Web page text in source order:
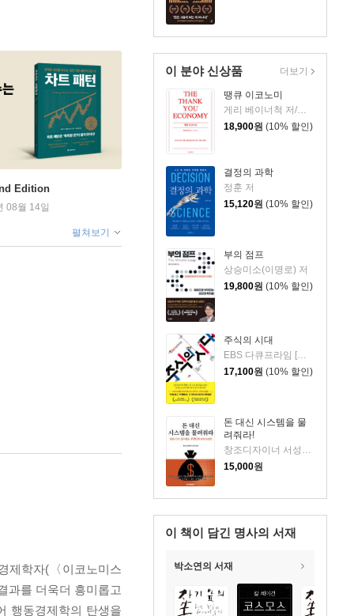
이 분야 신상품
땡큐 이코노미
18,900원 (10% 할인)
결정의 과학
정훈 저
15,120원 (10% 할인)
부의 점프
상승미소(이명로) 저
19,800원 (10% 할인)
주식의 시대
EBS 다큐프라임 [주식의 시대] 제작진 저
17,100원 (10% 할인)
돈 대신 시스템을 물
려줘라!
창조디자이너 서성필 저
15,000원
더보기
이 책이 담긴 명사의 서재
박소연의 서재
Edition
08월 14일
펼쳐보기
제학자(〈이코노미스
과를 더욱더 흥미롭고
행동경제학의 탄생을